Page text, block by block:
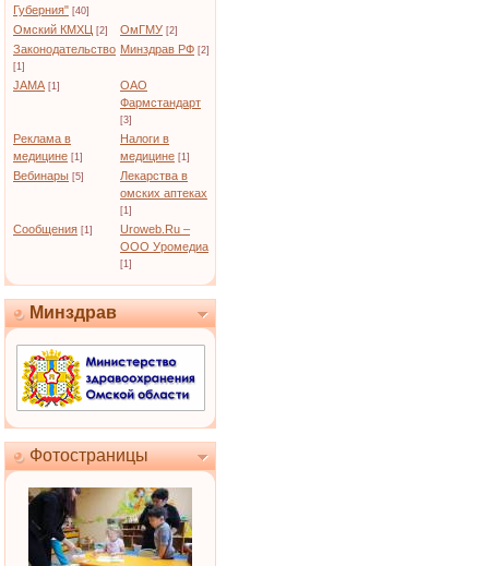
Губерния" [40]
Омский КМХЦ [2] ОмГМУ [2]
Законодательство
[1]
Минздрав РФ [2]
JAMA [1]
ОАО
Фармстандарт
[3]
Реклама в
медицине [1]
Налоги в
медицине [1]
Вебинары [5]
Лекарства в
омских аптеках
[1]
Сообщения [1]
Uroweb.Ru –
ООО Уромедиа
[1]
Минздрав
Фотостраницы